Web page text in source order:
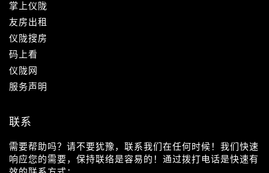
掌上仪陇
友房出租
仪陇搜房
码上看
仪陇网
服务声明
联系
需要帮助吗？请不要犹豫，联系我们在任何时候！我们快速
响应您的需要，保持联络是容易的！通过拨打电话是快速有